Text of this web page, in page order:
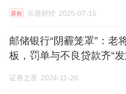
原创 乐居财经 2025-07-15
邮储银行“阴霾笼罩”：老
板，罚单与不良贷款齐“发
证券之星 2024-11-26